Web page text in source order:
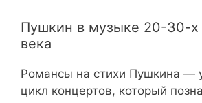
Пушкин в музыке 20-30-х
века
Романсы на стихи Пушкина —
цикл концертов, который